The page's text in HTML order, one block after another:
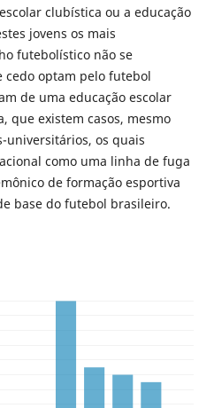
clubística ou a educação
jovens os mais
futebolístico não se
cedo optam pelo futebol
de uma educação escolar
que existem casos, mesmo
universitários, os quais
como uma linha de fuga
de formação esportiva
base do futebol brasileiro.